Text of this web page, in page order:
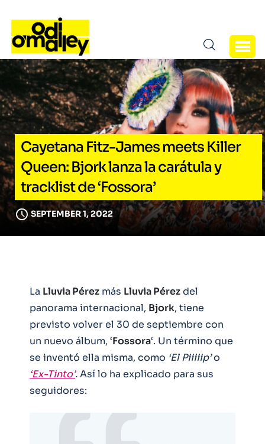
Cayetana Fitz-James meets Killer
Queen: Bjork lanza la carátula y
tracklist de ‘Fossora’
SEPTEMBER 1, 2022
La Lluvia Pérez más Lluvia Pérezdel
panorama internacional, Bjork, tiene
previsto volver el 30 de septiembre con
un nuevo álbum, ‘Fossora‘. Un término que
se inventó ella misma, como ‘El Piiiiip’o
‘Ex-Tinto’.Así lo ha explicado para sus
seguidores: